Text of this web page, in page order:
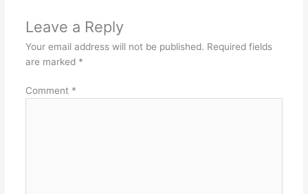
Leave a Reply
Your email address will not be published. Required fields
are marked *
Comment *